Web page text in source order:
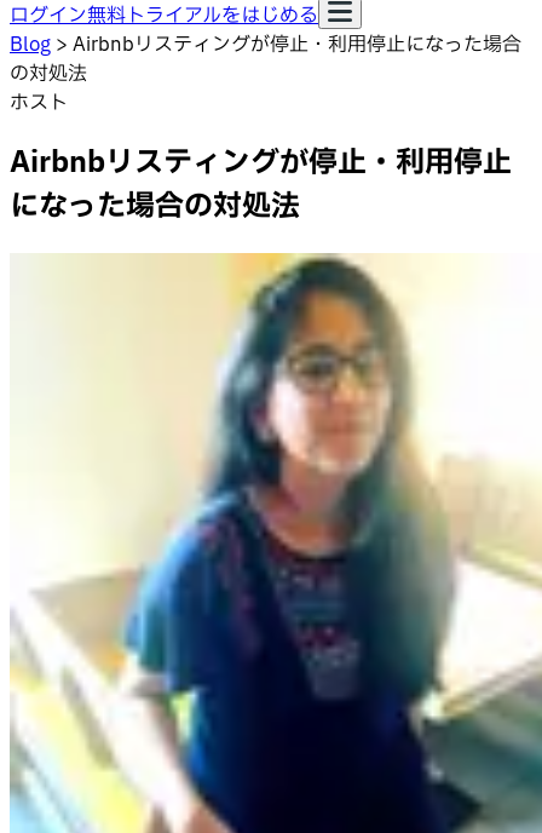
ログイン無料トライアルをはじめる
Blog > Airbnbリスティングが停止・利用停止になった場合
の対処法
ホスト
Airbnbリスティングが停止・利用停止
になった場合の対処法